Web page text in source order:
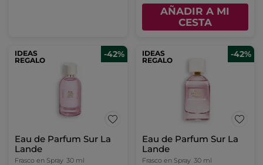
AÑADIR A MI
CESTA
IDEAS
REGALO
-42%
Eau de Parfum Sur La
Lande
Frasco en Spray 30 ml
IDEAS
REGALO
-42%
Eau de Parfum Sur La
Lande
Frasco en Spray 30 ml